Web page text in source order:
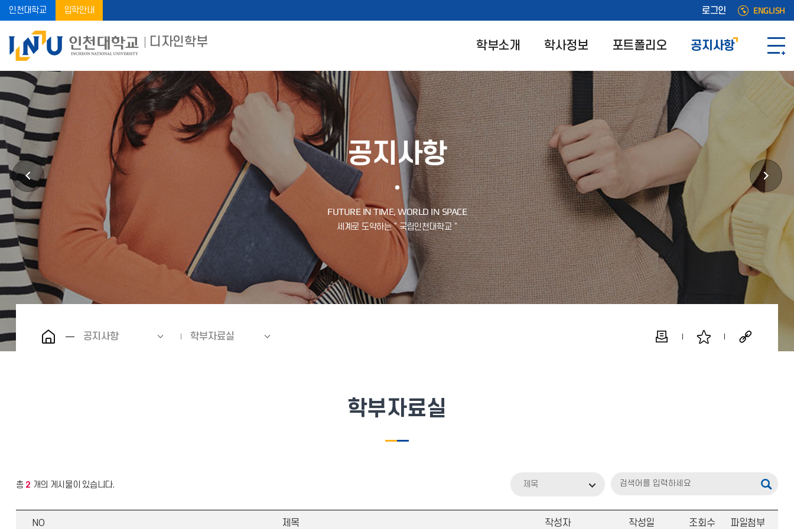
인천대학교 입학안내 로그인 ENGLISH
디자인학부 학부소개 학사정보 포트폴리오 공지사항
공지사항
공지사항 학부자료실
학부자료실
총 2 개의 게시물이 있습니다. 제목
NO 제목 작성자 작성일 조회수 파일첨부